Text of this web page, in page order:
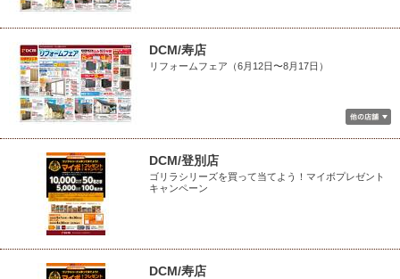
DCM/寿店
リフォームフェア（6月12日〜8月17日）
DCM/登別店
ゴリラシリーズを買って当てよう！マイボプレゼント
キャンペーン
DCM/寿店